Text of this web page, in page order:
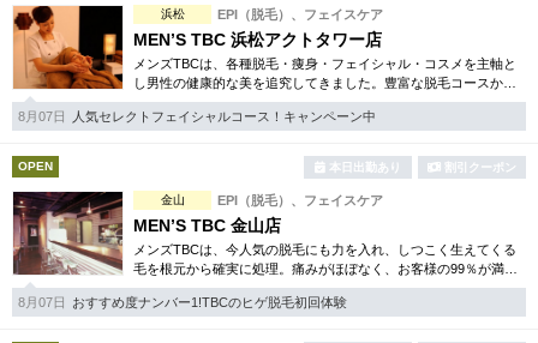
フットバスあり 岩盤浴あり
専用駐車場あり 有資格者在籍
日本人スタッフのみ 女性スタッフのみ
スタッフ指名可 Ｗセラピスト
駅から徒歩5分以内
こだわり条件を変更
浜松 EPI（脱毛）、フェイスケア
MEN’S TBC 浜松アクトタワー店
メンズTBCは、各種脱毛・痩身・フェイシャル・コスメを主軸と
し男性の健康的な美を追究してきました。豊富な脱毛コースから
フェイシャル、ダイエット等幅広いメニューを取り揃えていま
す。初回割引コースも多彩。
8月07日 人気セレクトフェイシャルコース！キャンペーン中
OPEN 本日出勤あり 割引クーポン
金山 EPI（脱毛）、フェイスケア
MEN’S TBC 金山店
メンズTBCは、今人気の脱毛にも力を入れ、しつこく生えてくる
毛を根元から確実に処理。痛みがほぼなく、お客様の99％が満足
されています。脱毛他、フェイシャルケアや引き締め等お得な体
験コースも各種ご用意。
8月07日 おすすめ度ナンバー1!TBCのヒゲ脱毛初回体験